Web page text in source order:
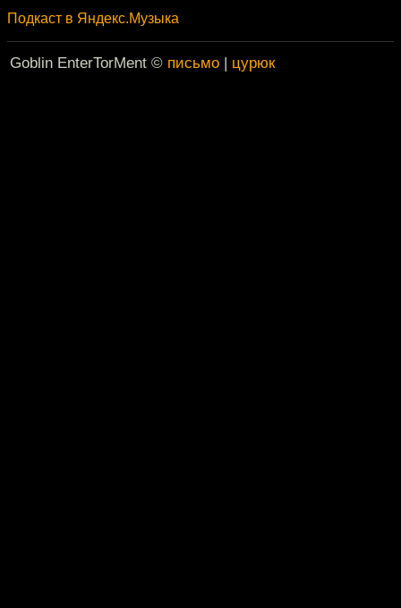
Подкаст в Яндекс.Музыка
Goblin EnterTorMent © письмо | цурюк